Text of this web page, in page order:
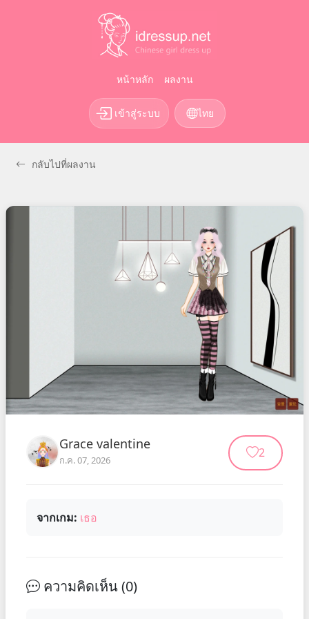
หน้าหลัก ผลงาน
เข้าสู่ระบบ ไทย
กลับไปที่ผลงาน
Grace valentine
ก.ค. 07, 2026 2
จากเกม: เธอ
ความคิดเห็น (0)